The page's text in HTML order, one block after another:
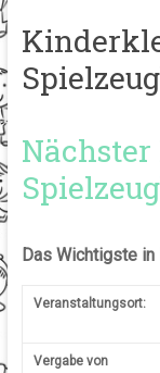
Das Wichtigste in
Veranstaltungsort:
Vergabe von